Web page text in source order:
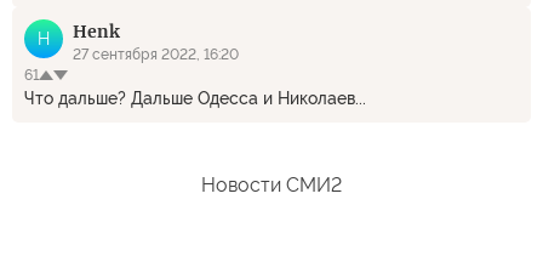
H Henk
27 сентября 2022, 16:20
61
Что дальше? Дальше Одесса и Николаев...
Новости СМИ2